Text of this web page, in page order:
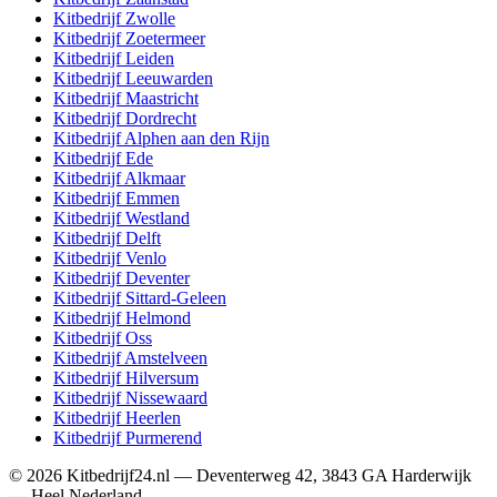
Kitbedrijf Zwolle
Kitbedrijf Zoetermeer
KitbedrijfLeiden
KitbedrijfLeeuwarden
KitbedrijfMaastricht
KitbedrijfDordrecht
KitbedrijfAlphen aan den Rijn
KitbedrijfEde
KitbedrijfAlkmaar
KitbedrijfEmmen
KitbedrijfWestland
KitbedrijfDelft
KitbedrijfVenlo
KitbedrijfDeventer
Kitbedrijf Sittard-Geleen
KitbedrijfHelmond
KitbedrijfOss
KitbedrijfAmstelveen
KitbedrijfHilversum
KitbedrijfNissewaard
KitbedrijfHeerlen
KitbedrijfPurmerend
© 2026 Kitbedrijf24.nl — Deventerweg 42, 3843 GA Harderwijk